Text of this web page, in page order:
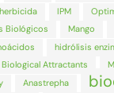
herbicida IPM
Biológicos Mango
hidrólisis
Biological Attractants
Anastrepha